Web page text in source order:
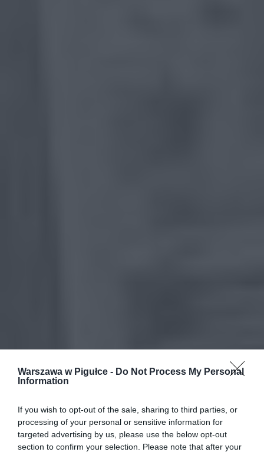
Warszawa w Pigułce - Do Not Process My Personal
Information
If you wish to opt-out of the sale, sharing to third parties, or
processing of your personal or sensitive information for
targeted advertising by us, please use the below opt-out
section to confirm your selection. Please note that after your